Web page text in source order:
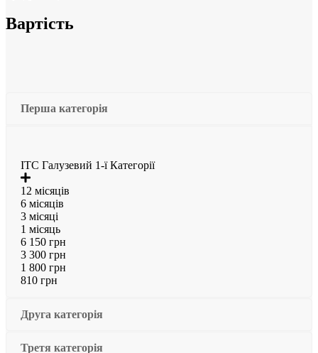
Вартість
Перша категорія
ІТС Галузевий 1-ї Категорії
12 місяців
6 місяців
3 місяці
1 місяць
6 150 грн
3 300 грн
1 800 грн
810 грн
Друга категорія
Третя категорія